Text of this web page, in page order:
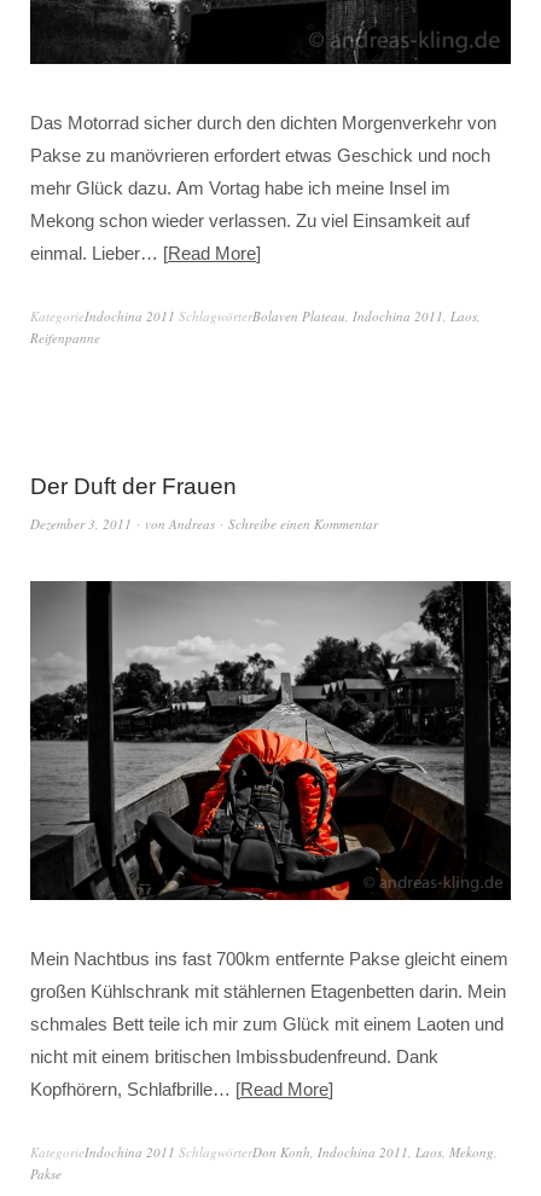
Das Motorrad sicher durch den dichten Morgenverkehr von
Pakse zu manövrieren erfordert etwas Geschick und noch
mehr Glück dazu. Am Vortag habe ich meine Insel im
Mekong schon wieder verlassen. Zu viel Einsamkeit auf
einmal. Lieber…
Read More
KategorieIndochina 2011 SchlagwörterBolaven Plateau, Indochina 2011, Laos,
Reifenpanne
Der Duft der Frauen
Dezember 3, 2011 von Andreas Schreibe einen Kommentar
Mein Nachtbus ins fast 700km entfernte Pakse gleicht einem
großen Kühlschrank mit stählernen Etagenbetten darin. Mein
schmales Bett teile ich mir zum Glück mit einem Laoten und
nicht mit einem britischen Imbissbudenfreund. Dank
Kopfhörern, Schlafbrille…
Read More
KategorieIndochina 2011 SchlagwörterDon Konh, Indochina 2011, Laos, Mekong,
Pakse